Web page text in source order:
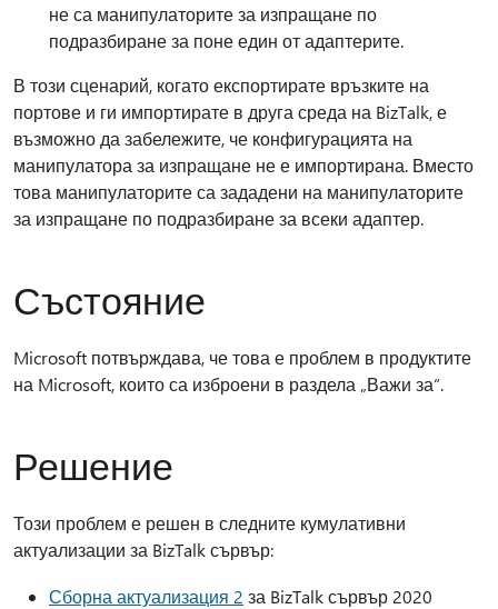
не са манипулаторите за изпращане по
подразбиране за поне един от адаптерите.
В този сценарий, когато експортирате връзките на
портове и ги импортирате в друга среда на BizTalk, е
възможно да забележите, че конфигурацията на
манипулатора за изпращане не е импортирана. Вместо
това манипулаторите са зададени на манипулаторите
за изпращане по подразбиране за всеки адаптер.
Състояние
Microsoft потвърждава, че това е проблем в продуктите
на Microsoft, които са изброени в раздела „Важи за“.
Решение
Този проблем е решен в следните кумулативни
актуализации за BizTalk сървър:
Сборна актуализация 2 за BizTalk сървър 2020